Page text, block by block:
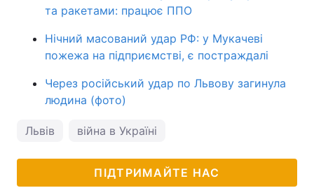
та ракетами: працює ППО
Нічний масований удар РФ: у Мукачеві
пожежа на підприємстві, є постраждалі
Через російський удар по Львову загинула
людина (фото)
Львів війна в Україні
ПІДТРИМАЙТЕ НАС